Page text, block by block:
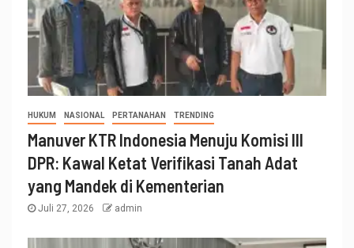
HUKUM NASIONAL PERTANAHAN TRENDING
Manuver KTR Indonesia Menuju Komisi III
DPR: Kawal Ketat Verifikasi Tanah Adat
yang Mandek di Kementerian
Juli 27, 2026 admin